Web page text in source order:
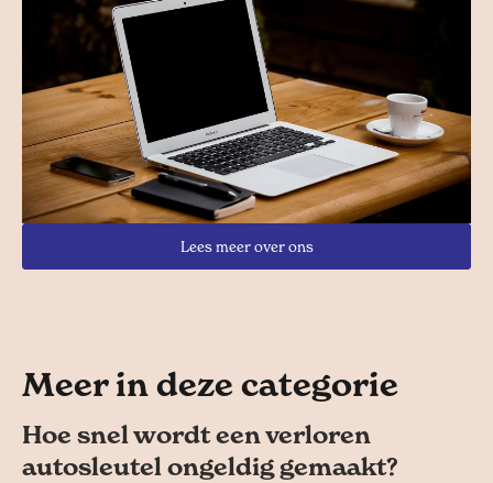
Lees meer over ons
Meer in deze categorie
Hoe snel wordt een verloren
autosleutel ongeldig gemaakt?